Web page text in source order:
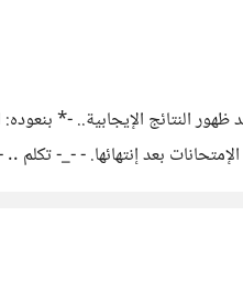
الإيجابية.. -* بنعوده:
بعد إنتهائها. - -_-